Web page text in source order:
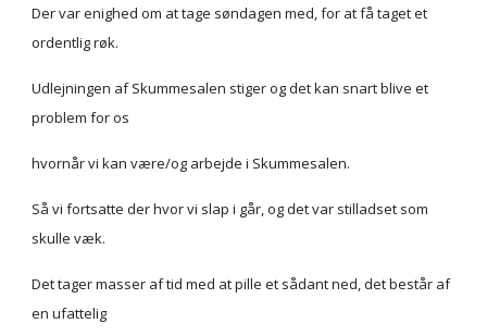
Der var enighed om at tage søndagen med, for at få taget et
ordentlig røk.
Udlejningen af Skummesalen stiger og det kan snart blive et
problem for os
hvornår vi kan være/og arbejde i Skummesalen.
Så vi fortsatte der hvor vi slap i går, og det var stilladset som
skulle væk.
Det tager masser af tid med at pille et sådant ned, det består af
en ufattelig